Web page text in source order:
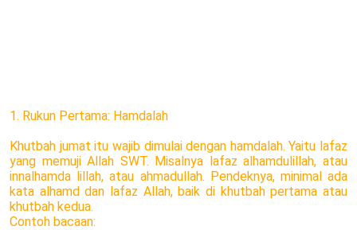
1. Rukun Pertama: Hamdalah
Khutbah jumat itu wajib dimulai dengan hamdalah. Yaitu lafaz
yang memuji Allah SWT. Misalnya lafaz alhamdulillah, atau
innalhamda lillah, atau ahmadullah. Pendeknya, minimal ada
kata alhamd dan lafaz Allah, baik di khutbah pertama atau
khutbah kedua.
Contoh bacaan: